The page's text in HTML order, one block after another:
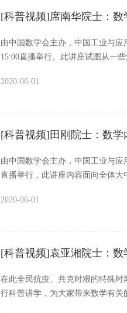
[科普视频]席南华院士：数
由中国数学会主办，中国工业与
15:00直播举行。此讲座试图从一
快乐！以下为视频全部内容：
2020-06-01
[科普视频]田刚院士：数学
由中国数学会主办，中国工业与
直播举行，此讲座内容面向全体大
2020-06-01
[科普视频]袁亚湘院士：数
在此全民抗疫、共克时艰的特殊
行科普讲学，为大家带来数学有